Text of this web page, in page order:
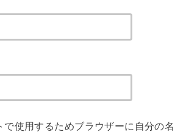
で使用するためブラウザーに自分の名